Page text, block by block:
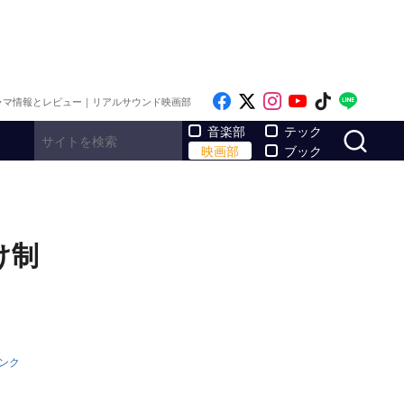
情報とレビュー｜リアルサウンド映画部 Like on Facebook
Follow on x
Follow on
Follow on
Follow
音楽部
映画部
テック
ブック
制
ク